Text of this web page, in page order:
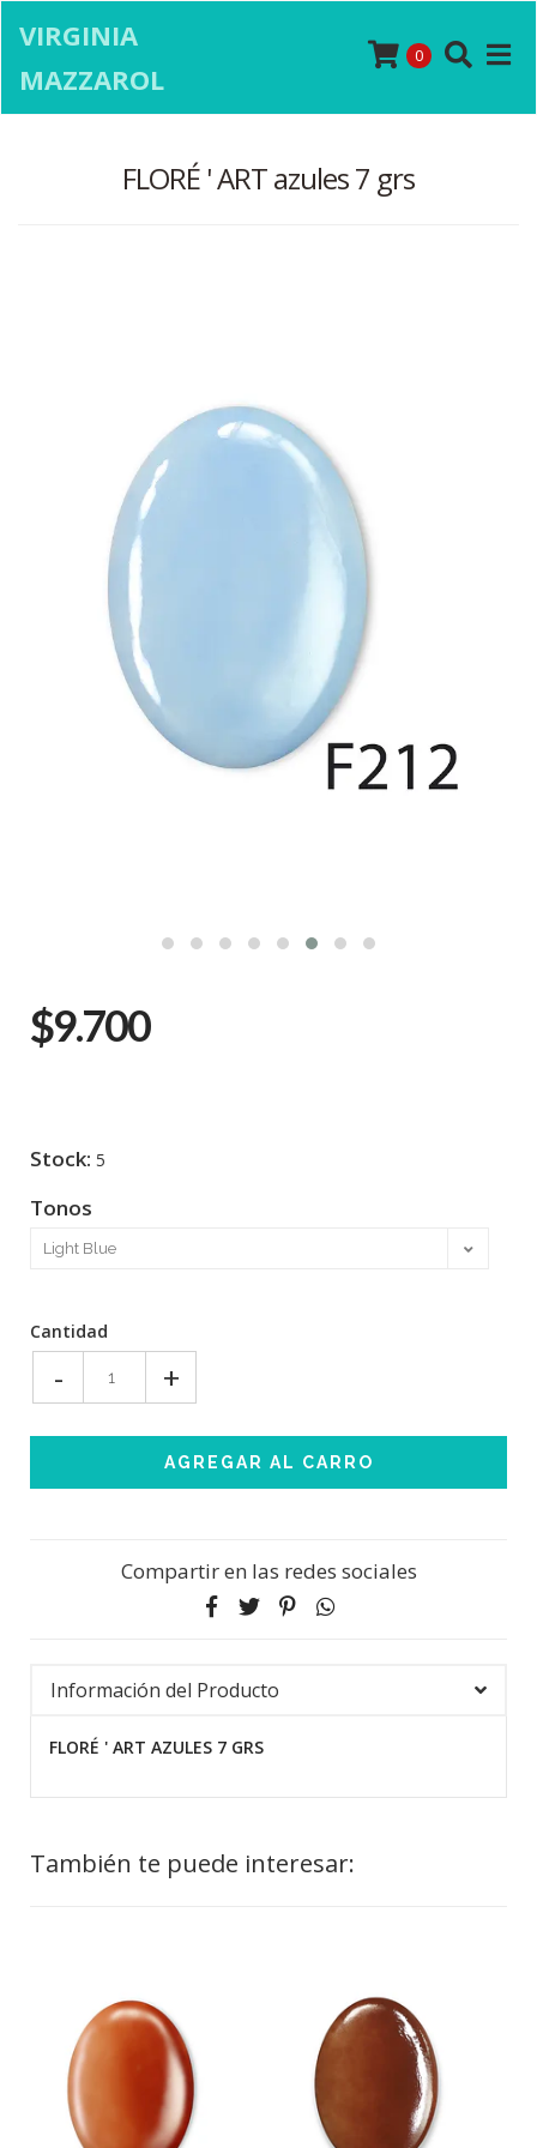
VIRGINIA
MAZZAROL
0
FLORÉ ' ART azules 7 grs
$9.700
Stock: 5
Tonos
Cantidad
- +
Compartir en las redes sociales
Información del Producto
FLORÉ ' ART AZULES 7 GRS
También te puede interesar: